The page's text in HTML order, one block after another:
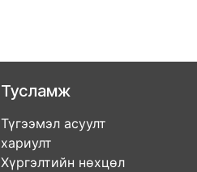
Тусламж
Түгээмэл асуулт
хариулт
Хүргэлтийн нөхцөл